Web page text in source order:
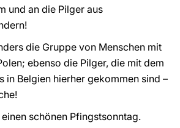
und an die Pilger aus
die Gruppe von Menschen mit
ebenso die Pilger, die mit dem
in Belgien hierher gekommen sind –
schönen Pfingstsonntag.